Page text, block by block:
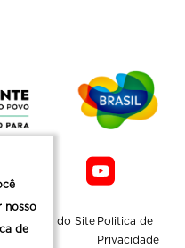
Mapa do Site Politica de
Privacidade
nosso
de